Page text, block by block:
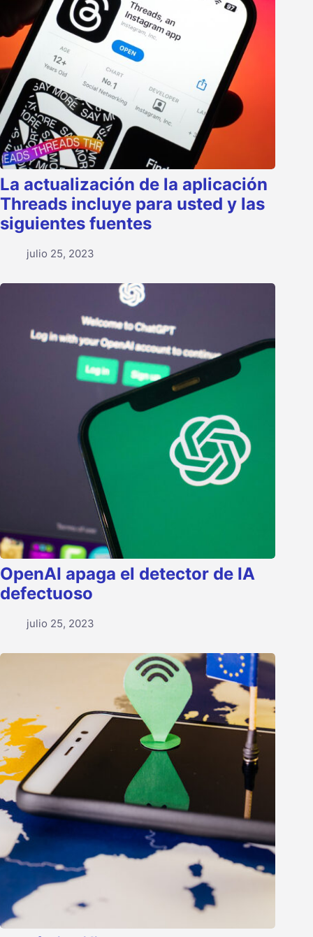
La actualización de la aplicación
Threads incluye para usted y las
siguientes fuentes
julio 25, 2023
OpenAI apaga el detector de IA
defectuoso
julio 25, 2023